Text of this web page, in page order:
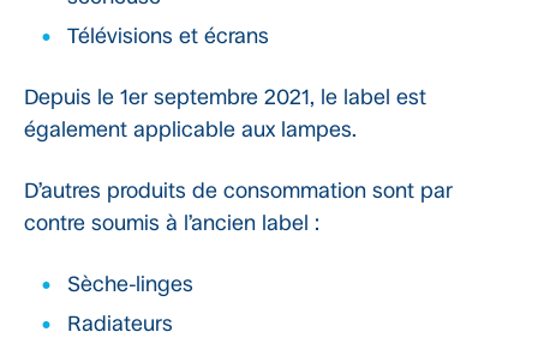
Télévisions et écrans
Depuis le 1er septembre 2021, le label est
également applicable aux lampes.
D’autres produits de consommation sont par
contre soumis à l’ancien label :
Sèche-linges
Radiateurs